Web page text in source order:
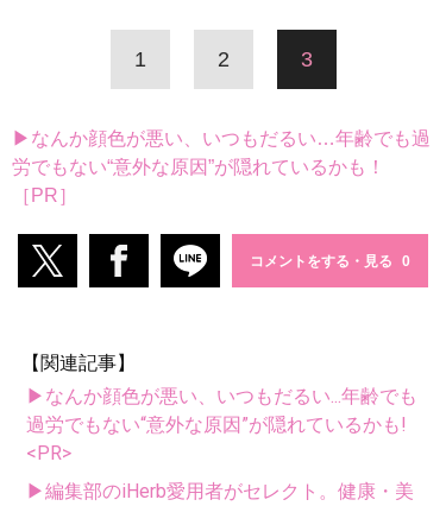
1 2 3
▶なんか顔色が悪い、いつもだるい…年齢でも過
労でもない“意外な原因”が隠れているかも！
［PR］
コメントをする・見る
【関連記事】
▶なんか顔色が悪い、いつもだるい...年齢でも
過労でもない“意外な原因”が隠れているかも!
<PR>
▶編集部のiHerb愛用者がセレクト。健康・美